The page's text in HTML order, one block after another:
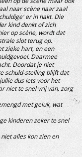
naar scène naar zaal
er in hakt. Die
kind denkt of zich
op scène, wordt dat
slot terug op.
zieke hart, en een
Daarmee
Doordat je niet
schuld-stelling blijft dat
dus iets voor het
niet te snel vrij van, zorg
met geluk, wat
kinderen zeker te snel
alles kon zien en